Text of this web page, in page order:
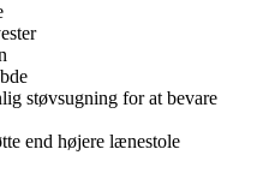
støvsugning for at bevare
end højere lænestole